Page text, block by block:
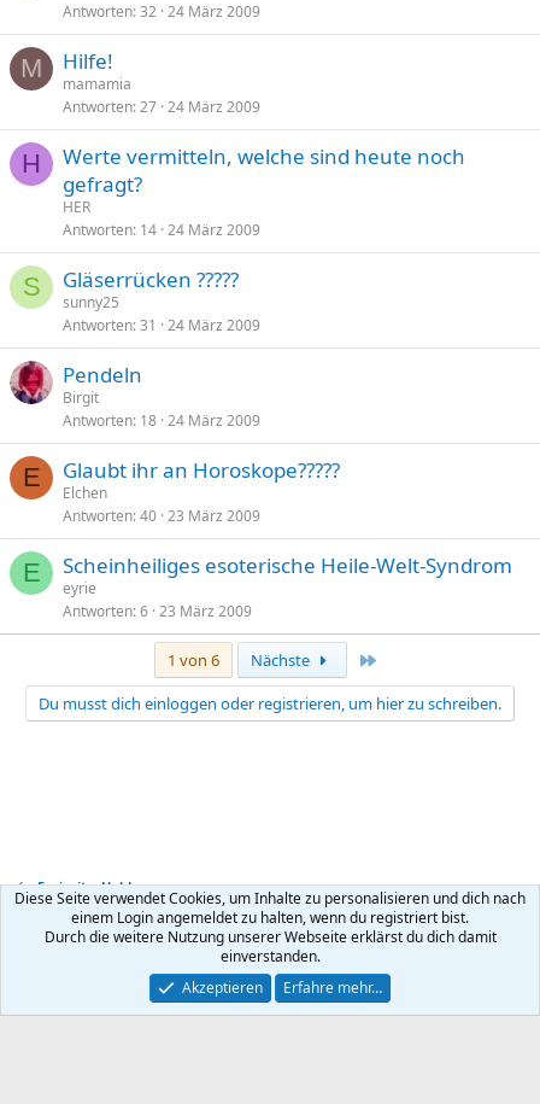
Antworten 32 24 März 2009
M Hilfe!
mamamia
Antworten 27 24 März 2009
H
Werte vermitteln, welche sind heute noch
gefragt?
HER
Antworten 14 24 März 2009
S Gläserrücken ?????
sunny25
Antworten 31 24 März 2009
Pendeln
Birgit
Antworten 18 24 März 2009
E Glaubt ihr an Horoskope?????
Elchen
Antworten 40 23 März 2009
E Scheinheiliges esoterische Heile-Welt-Syndrom
eyrie
Antworten 6 23 März 2009
1 von 6 Nächste
Du musst dich einloggen oder registrieren, um hier zu schreiben.
Freizeit + Hobby
Kontakt Nutzungsbedingungen Datenschutz Hilfe
R
Community platform by XenForo ® © 2010-2026 XenForo Ltd.
Diese Seite verwendet Cookies, um Inhalte zu personalisieren und dich nach
einem Login angemeldet zu halten, wenn du registriert bist.
Durch die weitere Nutzung unserer Webseite erklärst du dich damit
einverstanden.
Akzeptieren
Erfahre mehr…